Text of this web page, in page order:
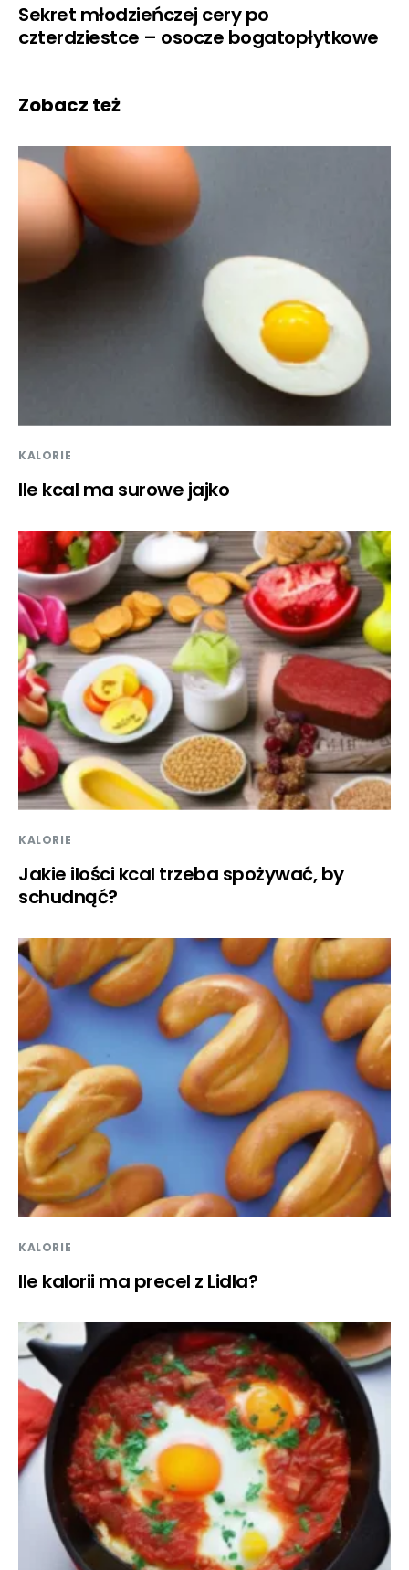
Sekret młodzieńczej cery po
czterdziestce – osocze bogatopłytkowe
Zobacz też
KALORIE
Ile kcal ma surowe jajko
KALORIE
Jakie ilości kcal trzeba spożywać, by
schudnąć?
KALORIE
Ile kalorii ma precel z Lidla?